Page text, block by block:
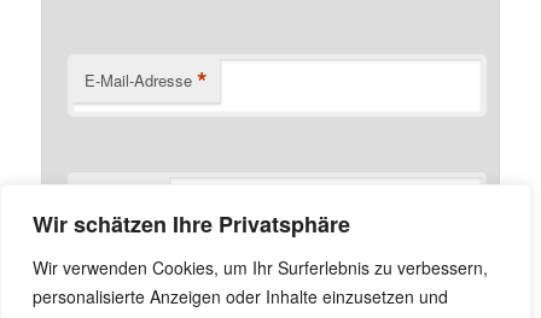
Wir schätzen Ihre Privatsphäre
Wir verwenden Cookies, um Ihr Surferlebnis zu verbessern,
personalisierte Anzeigen oder Inhalte einzusetzen und
E-Mail-Adresse *
Name, E-Mail-Adresse und Website in diesem Browser
für meinen nächsten Kommentar speichern.